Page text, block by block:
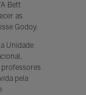
Bett
as
Godoy.
Unidade
professores
pela